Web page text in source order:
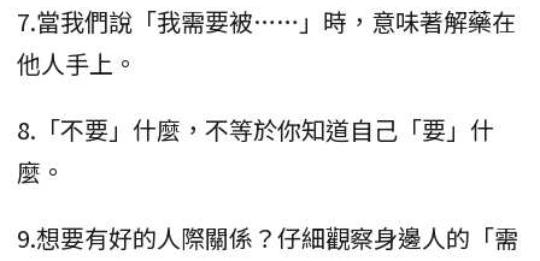
7.當我們說「我需要被……」時，意味著解藥在
他人手上。
8.「不要」什麼，不等於你知道自己「要」什
麼。
9.想要有好的人際關係？仔細觀察身邊人的「需